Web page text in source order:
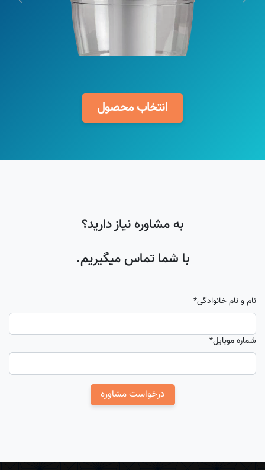
انتخاب محصول
به مشاوره نیاز دارید؟
با شما تماس میگیریم.
نام و نام خانوادگی*
شماره موبایل*
درخواست مشاوره